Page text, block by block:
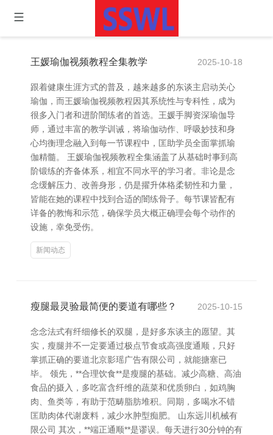
王媛瑜伽视频教程全集教学 2025-10-18
跟着健康生涯方式的普及，越来越多的东谈主启动关心
瑜伽，而王媛瑜伽视频教程因其系统性与专科性，成为
很多入门者和进阶闇练者的首选。王媛手脚资深瑜伽导
师，通过丰富的教学训诫，将瑜伽动作、呼吸妙技和身
心均衡理念融入到每一节课程中，匡助学员全面掌抓瑜
伽精髓。 王媛瑜伽视频教程全集涵盖了从基础时事到高
阶锻练的齐备体系，相宜不同水平的学习者。非论是念
念缓解压力、改善身形，仍是擢升体格柔韧性和力量，
皆能在她的课程中找到合适的闇练骨子。每节课皆配有
详备的教悔和示范，确保学员大概正确理会每个动作的
设施，幸免受伤。
新闻动态
瘦腿最灵验最简便的要道有哪些？ 2025-10-15
念念法式有纤细修长的双腿，是好多东谈主的愿望。其
实，瘦腿并不一定要通过极点节食或高强度通顺，只好
掌抓正确的要道北京影瑶广告有限公司，就能搪塞已
毕。 领先，**合理饮食**是瘦腿的基础。减少高糖、高油
食品的摄入，多吃富含纤维的蔬菜和优质卵白，如鸡胸
肉、鱼类等，有助于范畴脂肪堆积。同期，多喝水不错
匡助肉体代谢废料，减少水肿型痴肥。 山东远川机械有
限公司 其次，**端正通顺**是谬误。每天进行30分钟的有